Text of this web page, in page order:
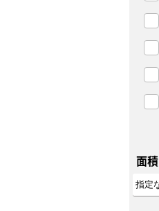
面積